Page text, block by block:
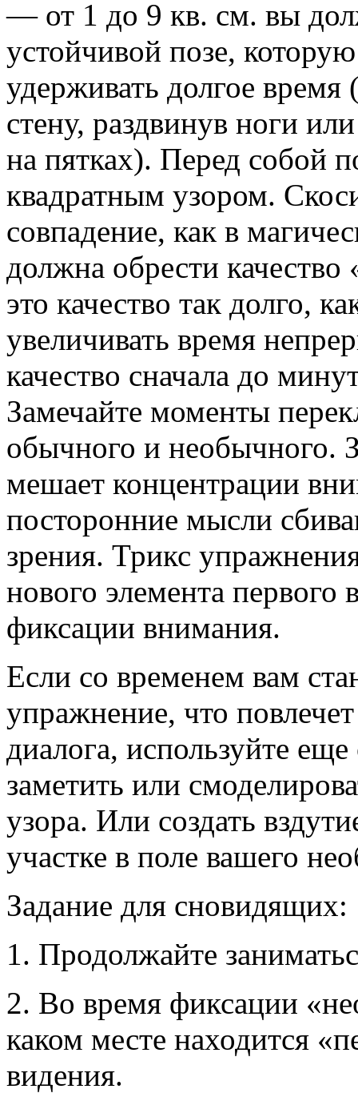
— от 1 до 9 кв. см. вы
устойчивой позе,
удерживать долгое
стену, раздвинув ноги
на пятках). Перед собой
квадратным узором.
совпадение, как в
должна обрести качество
это качество так долго,
увеличивать время
качество сначала до
Замечайте моменты
обычного и необычного.
мешает концентрации
посторонние мысли
зрения. Трикс
нового элемента
фиксации внимания.
Если со временем вам
упражнение, что
диалога, используйте
заметить или
узора. Или создать
участке в поле вашего
Задание для сновидящих:
1. Продолжайте
2. Во время фиксации
каком месте находится
видения.